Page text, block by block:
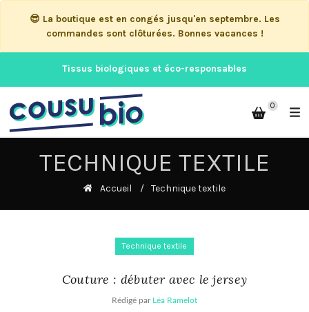
😎 La boutique est en congés jusqu'en septembre. Les
commandes sont clôturées. Bonnes vacances !
Tissus biologiques et éco-responsables
0
TECHNIQUE TEXTILE
Accueil Technique textile
Technique textile
Couture : débuter avec le jersey
Rédigé par Léa Ramelot